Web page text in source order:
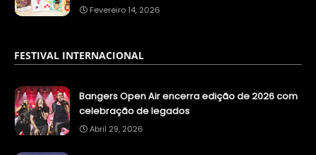
Fevereiro 14, 2026
FESTIVAL INTERNACIONAL
Bangers Open Air encerra edição de 2026 com
celebração de legados
Abril 29, 2026